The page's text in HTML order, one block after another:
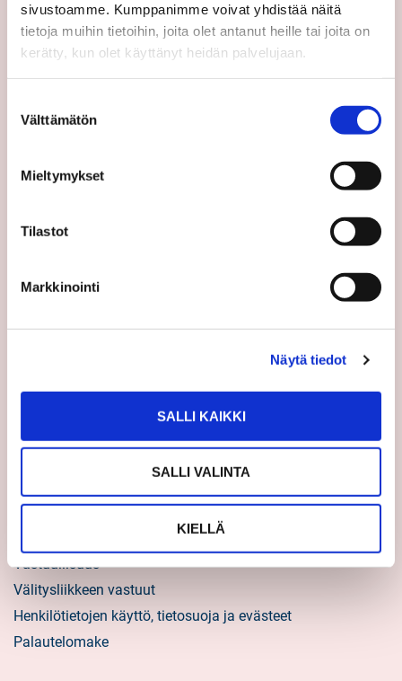
sivustoamme. Kumppanimme voivat yhdistää näitä
tietoja muihin tietoihin, joita olet antanut heille tai joita on
kerätty, kun olet käyttänyt heidän palvelujaan.
valinta
Välttämätön
Mieltymykset
Tilastot
Markkinointi
Näytä tiedot
SALLI KAIKKI
SALLI VALINTA
KIELLÄ
Yhteystiedot
Välittäjämme
Toimipisteet
Sp-Koti Keskusyksikkö
Uutiset
Asiakastarinat
Sp-Kodin uutiskirjeet
Yrittäjäksi
Tietoa kuluttajille
Vastuullisuus
Välitysliikkeen vastuut
Henkilötietojen käyttö, tietosuoja ja evästeet
Palautelomake